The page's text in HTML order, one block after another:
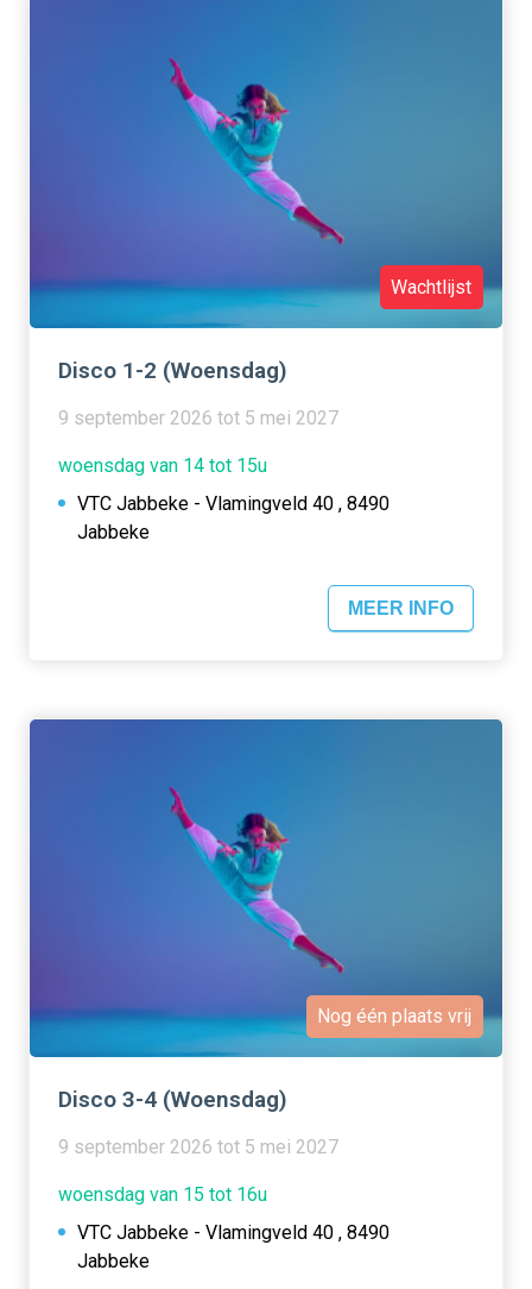
Wachtlijst
Disco 1-2 (Woensdag)
9 september 2026 tot 5 mei 2027
woensdag van 14 tot 15u
VTC Jabbeke - Vlamingveld 40 , 8490
Jabbeke
MEER INFO
Nog één plaats vrij
Disco 3-4 (Woensdag)
9 september 2026 tot 5 mei 2027
woensdag van 15 tot 16u
VTC Jabbeke - Vlamingveld 40 , 8490
Jabbeke